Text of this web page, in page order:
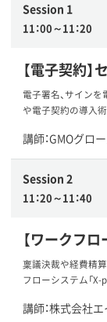
Session 1
11：00～11：20
【電子契約】
電子署名、サインを
や電子契約の導入
講師：GMOグロ
Session 2
11：20～11：40
【ワークフ
稟議決裁や経費精
フローシステム「X-
講師：株式会社